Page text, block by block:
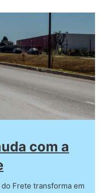
com a
Frete transforma em